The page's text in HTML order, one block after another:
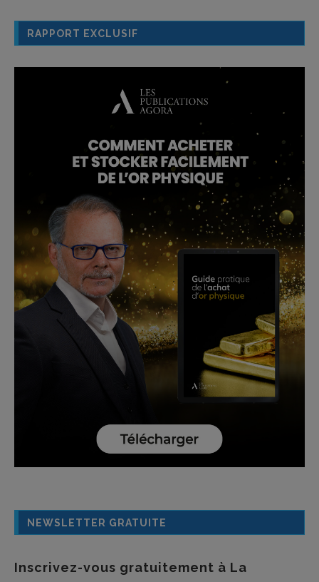
RAPPORT EXCLUSIF
NEWSLETTER GRATUITE
Inscrivez-vous gratuitement à La